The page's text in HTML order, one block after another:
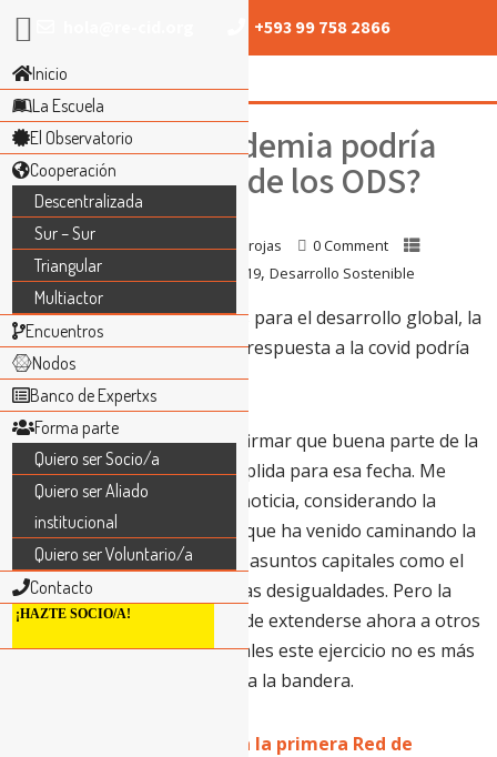
+593 99 758 2866
¿Por qué la pandemia podría
ser la salvación de los ODS?
19 septiembre, 2021 erickelrojas
0 Comment
Cooperación Internacional
COVID-19,Desarrollo Sostenible
Tras dos años devastadores para el desarrollo global, la
orientación ideológica de la respuesta a la covid podría
apuntalar la Agenda 2030.
A estas alturas es posible afirmar que buena parte de la
Agenda 2030 no estará cumplida para esa fecha. Me
dirán ustedes que menuda noticia, considerando la
lentitud exasperante con la que ha venido caminando la
comunidad internacional en asuntos capitales como el
del calentamiento global o las desigualdades. Pero la
debacle de la pandemia puede extenderse ahora a otros
objetivos y metas sin los cuales este ejercicio no es más
que un monumental saludo a la bandera.
, a la primera Red de
Inicio
La Escuela
El Observatorio
Cooperación
Descentralizada
Sur – Sur
Triangular
Multiactor
Encuentros
Nodos
Banco de Expertxs
Forma parte
Quiero ser Socio/a
Quiero ser Aliado
institucional
Quiero ser Voluntario/a
Contacto
¡HAZTE SOCIO/A!